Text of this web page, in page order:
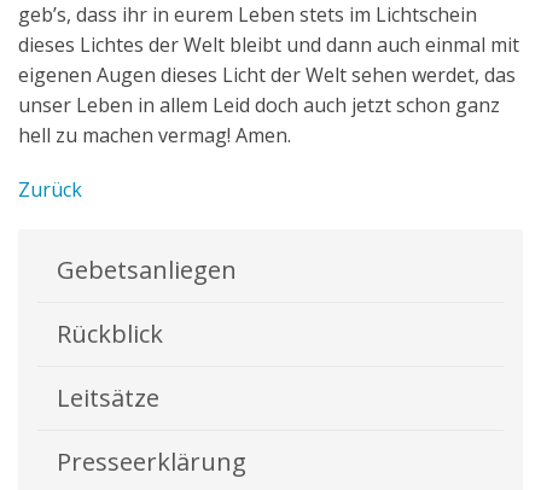
geb’s, dass ihr in eurem Leben stets im Lichtschein
dieses Lichtes der Welt bleibt und dann auch einmal mit
eigenen Augen dieses Licht der Welt sehen werdet, das
unser Leben in allem Leid doch auch jetzt schon ganz
hell zu machen vermag! Amen.
Zurück
Gebetsanliegen
Rückblick
Leitsätze
Presseerklärung